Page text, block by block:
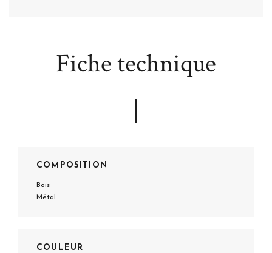
Fiche technique
COMPOSITION
Bois
Métal
COULEUR